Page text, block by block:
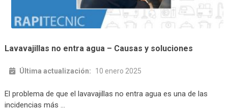
Lavavajillas no entra agua – Causas y soluciones
Última actualización: 10 enero 2025
El problema de que el lavavajillas no entra agua es una de las
incidencias más …